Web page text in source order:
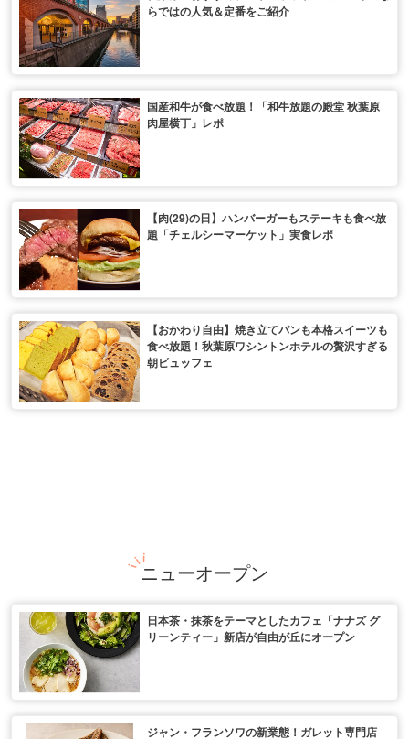
らではの人気＆定番をご紹介
国産和牛が食べ放題！「和牛放題の殿堂 秋葉原
肉屋横丁」レポ
【肉(29)の日】ハンバーガーもステーキも食べ放
題「チェルシーマーケット」実食レポ
【おかわり自由】焼き立てパンも本格スイーツも
食べ放題！秋葉原ワシントンホテルの贅沢すぎる
朝ビュッフェ
ニューオープン
日本茶・抹茶をテーマとしたカフェ「ナナズ グ
リーンティー」新店が自由が丘にオープン
ジャン・フランソワの新業態！ガレット専門店